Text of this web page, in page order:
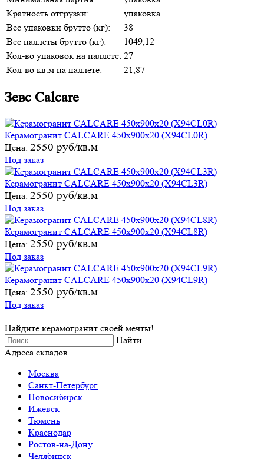
Кратность отгрузки:
упаковка
Вес упаковки брутто (кг):
38
Вес паллеты брутто (кг):
1049,12
Кол-во упаковок на паллете: 27
Кол-во кв.м на паллете:
21,87
Зевс Calcare
Керамогранит CALCARE 450х900х20 (X94CL0R)
Цена: 2550 руб/кв.м
Под заказ
Керамогранит CALCARE 450х900х20 (X94CL3R)
Цена: 2550 руб/кв.м
Под заказ
Керамогранит CALCARE 450х900х20 (X94CL8R)
Цена: 2550 руб/кв.м
Под заказ
Керамогранит CALCARE 450х900х20 (X94CL9R)
Цена: 2550 руб/кв.м
Под заказ
Найдите керамогранит своей мечты!
Найти
Адреса складов
Москва
Санкт-Петербург
Новосибирск
Ижевск
Тюмень
Краснодар
Ростов-на-Дону
Челябинск